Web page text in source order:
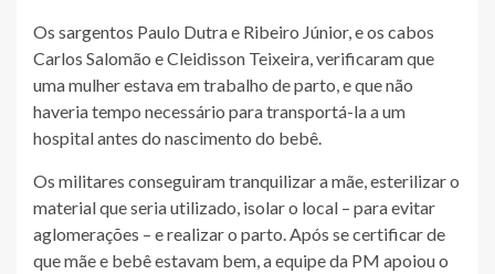
Os sargentos Paulo Dutra e Ribeiro Júnior, e os cabos
Carlos Salomão e Cleidisson Teixeira, verificaram que
uma mulher estava em trabalho de parto, e que não
haveria tempo necessário para transportá-la a um
hospital antes do nascimento do bebê.
Os militares conseguiram tranquilizar a mãe, esterilizar o
material que seria utilizado, isolar o local – para evitar
aglomerações – e realizar o parto. Após se certificar de
que mãe e bebê estavam bem, a equipe da PM apoiou o